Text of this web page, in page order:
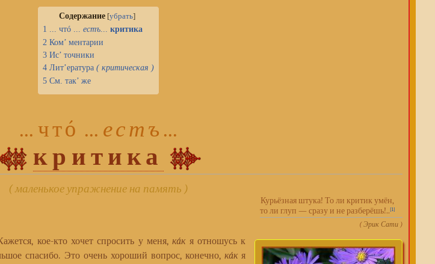
Содержание [убрать]
1 ... чтó... естъ... критика
2 Ком’ ментарии
3 Ис’ точники
4 Лит’ература ( критическая )
5 См. так’ же
... чтó ... естъ ...
критика
( маленькое упражнение на память )
Курьёзная штука! То ли критик умён,
то ли глуп — сразу и не разберёшь!..[1]
(Эрик Сати )
кое-кто хочет спросить у меня,кáкя отношусь к
спасибо. Это очень хороший вопрос, конечно,кáкя